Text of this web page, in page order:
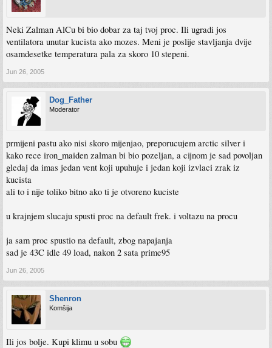
Neki Zalman AlCu bi bio dobar za taj tvoj proc. Ili ugradi jos
ventilatora unutar kucista ako mozes. Meni je poslije stavljanja dvije
osamdesetke temperatura pala za skoro 10 stepeni.
Jun 26, 2005
Dog_Father
Moderator
prmijeni pastu ako nisi skoro mijenjao, preporucujem arctic silver i
kako rece iron_maiden zalman bi bio pozeljan, a cijnom je sad povoljan
gledaj da imas jedan vent koji upuhuje i jedan koji izvlaci zrak iz
kucista
ali to i nije toliko bitno ako ti je otvoreno kuciste
u krajnjem slucaju spusti proc na default frek. i voltazu na procu
ja sam proc spustio na default, zbog napajanja
sad je 43C idle 49 load, nakon 2 sata prime95
Jun 26, 2005
Shenron
Komšija
Ili jos bolje. Kupi klimu u sobu